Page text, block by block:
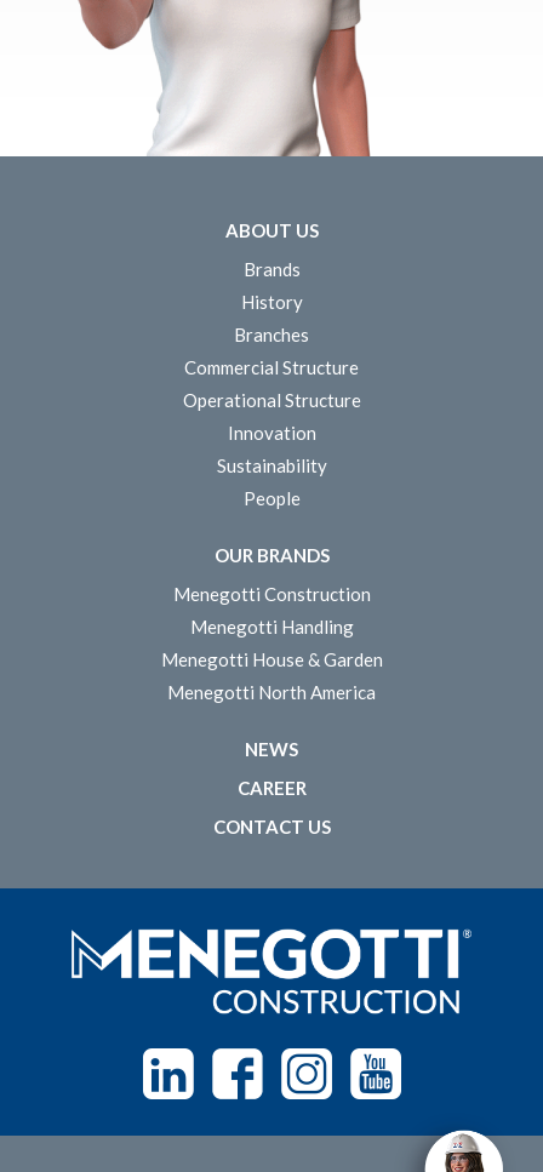
ABOUT US
Brands
History
Branches
Commercial Structure
Operational Structure
Innovation
Sustainability
People
OUR BRANDS
Menegotti Construction
Menegotti Handling
Menegotti House & Garden
Menegotti North America
NEWS
CAREER
CONTACT US
Linkedin FacebookInstagramYoutube